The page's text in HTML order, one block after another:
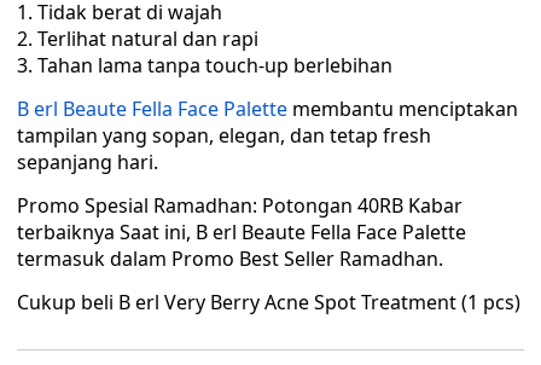
Tidak berat di wajah
Terlihat natural dan rapi
Tahan lama tanpa touch-up berlebihan
B erl Beaute Fella Face Palette membantu menciptakan
tampilan yang sopan, elegan, dan tetap fresh
sepanjang hari.
Promo Spesial Ramadhan: Potongan 40RB Kabar
terbaiknya Saat ini, B erl Beaute Fella Face Palette
termasuk dalam Promo Best Seller Ramadhan.
Cukup beli B erl Very Berry Acne Spot Treatment (1 pcs)